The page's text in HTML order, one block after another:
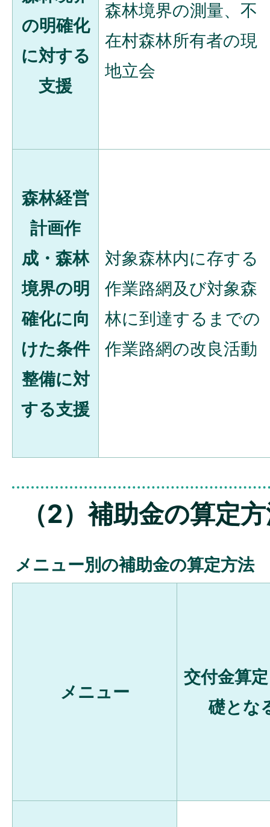
の明確化
に対する
支援
森林境界の測量、不
在村森林所有者の現
地立会
森林経営
計画作
成・森林
境界の明
確化に向
けた条件
整備に対
する支援
対象森林内に存する
作業路網及び対象森
林に到達するまでの
作業路網の改良活動
（2）補助金の算定
メニュー別の補助金の算定方法
メニュー
交付金算
礎とな